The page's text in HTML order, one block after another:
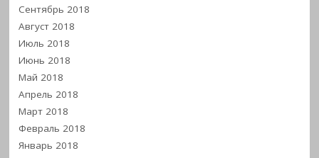
Сентябрь 2018
Август 2018
Июль 2018
Июнь 2018
Май 2018
Апрель 2018
Март 2018
Февраль 2018
Январь 2018